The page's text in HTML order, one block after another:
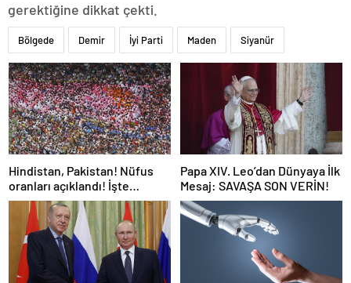
gerektiğine dikkat çekti.
Bölgede Demir İyi Parti Maden Siyanür
Hindistan, Pakistan! Nüfus
oranları açıklandı! İşte
Dünyanın en kalabalık ülkesi!
Dünya haritası ülkeler!
Papa XIV. Leo’dan Dünyaya İlk
Mesaj: SAVAŞA SON VERİN!